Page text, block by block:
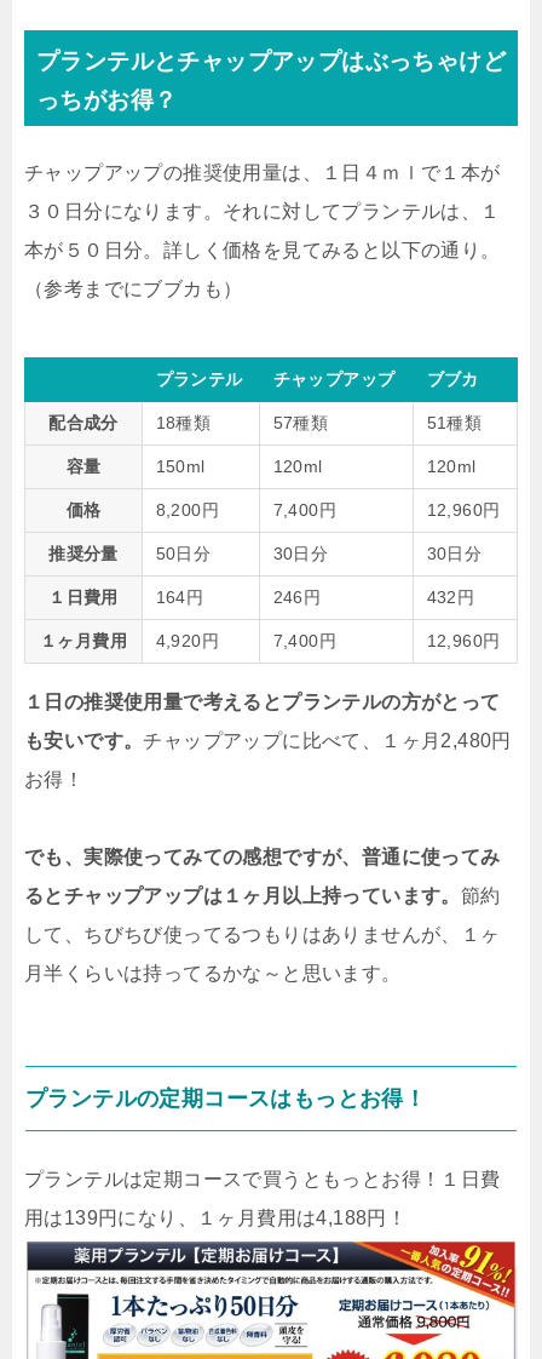
プランテルとチャップアップはぶっちゃけど
っちがお得？
チャップアップの推奨使用量は、１日４ｍｌで１本が
３０日分になります。それに対してプランテルは、１
本が５０日分。詳しく価格を見てみると以下の通り。
（参考までにブブカも）
プランテル チャップアップ ブブカ
配合成分 18種類 57種類 51種類
容量 150ml 120ml 120ml
価格 8,200円 7,400円 12,960円
推奨分量 50日分 30日分 30日分
１日費用 164円 246円 432円
１ヶ月費用 4,920円 7,400円 12,960円
１日の推奨使用量で考えるとプランテルの方がとって
も安いです。 チャップアップに比べて、
１ヶ月2,480円
お得！
でも、実際使ってみての感想ですが、普通に使ってみ
るとチャップアップは１ヶ月以上持っています。 節約
して、ちびちび使ってるつもりはありませんが、１ヶ
月半くらいは持ってるかな～と思います。
プランテルの定期コースはもっとお得！
プランテルは定期コースで買うともっとお得！１日費
用は139円になり、１ヶ月費用は4,188円！